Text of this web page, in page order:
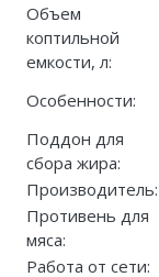
Объем
коптильной
емкости, л:
Особенности:
Поддон для
сбора жира:
Производитель:
Противень для
мяса:
Работа от сети: